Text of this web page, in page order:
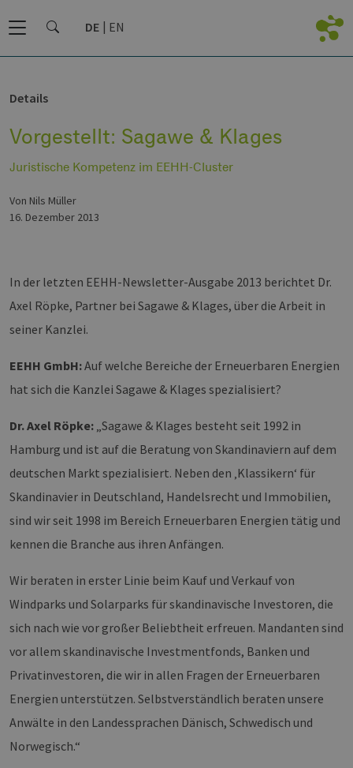
DE EN
Details
Vorgestellt: Sagawe & Klages
Juristische Kompetenz im EEHH-Cluster
In der letzten EEHH-Newsletter-Ausgabe 2013 berichtet Dr.
Axel Röpke, Partner bei Sagawe & Klages, über die Arbeit in
seiner Kanzlei.
EEHH GmbH:Auf welche Bereiche der Erneuerbaren Energien
hat sich die Kanzlei Sagawe & Klages spezialisiert?
Dr. Axel Röpke: „Sagawe & Klages besteht seit 1992 in
Hamburg und ist auf die Beratung von Skandinaviern auf dem
deutschen Markt spezialisiert. Neben den ‚Klassikern‘ für
Skandinavier in Deutschland, Handelsrecht und Immobilien,
sind wir seit 1998 im Bereich Erneuerbaren Energien tätig und
kennen die Branche aus ihren Anfängen.
Wir beraten in erster Linie beim Kauf und Verkauf von
Windparks und Solarparks für skandinavische Investoren, die
sich nach wie vor großer Beliebtheit erfreuen. Mandanten sind
vor allem skandinavische Investmentfonds, Banken und
Privatinvestoren, die wir in allen Fragen der Erneuerbaren
Energien unterstützen. Selbstverständlich beraten unsere
Anwälte in den Landessprachen Dänisch, Schwedisch und
Norwegisch.“
von Nils Müller
16. Dezember 2013